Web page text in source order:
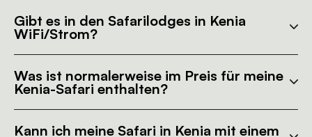
Gibt es in den Safarilodges in Kenia
WiFi/Strom?
Was ist normalerweise im Preis für meine
Kenia-Safari enthalten?
Kann ich meine Safari in Kenia mit einem